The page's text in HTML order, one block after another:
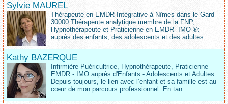
Sylvie MAUREL
Thérapeute en EMDR Intégrative à Nîmes dans le Gard
30000 Thérapeute analytique membre de la FNP,
Hypnothérapeute et Praticienne en EMDR- IMO ®:
auprès des enfants, des adolescents et des adultes....
Kathy BAZERQUE
Infirmière-Puéricultrice, Hypnothérapeute, Praticienne
EMDR - IMO auprès d'Enfants - Adolescents et Adultes.
Depuis toujours, le lien avec l’enfant et sa famille est au
cœur de mon parcours professionnel. En tan...